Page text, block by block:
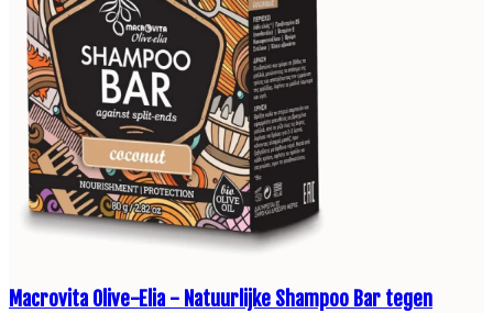
Macrovita Olive-Elia - Natuurlijke Shampoo Bar tegen